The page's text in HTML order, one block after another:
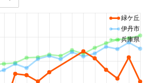
緑ケ丘
伊丹市
兵庫県